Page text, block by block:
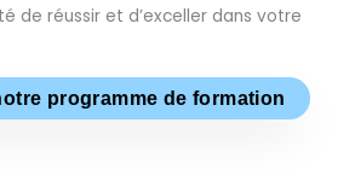
de réussir et d’exceller dans votre
programme de formation